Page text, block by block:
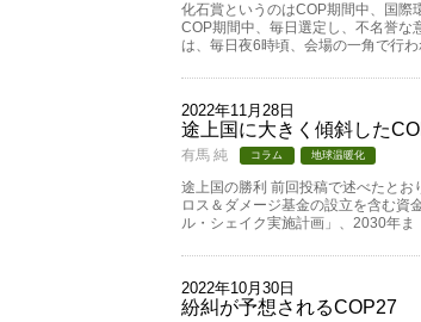
化石賞というのはCOP期間中、国際
COP期間中、毎日選定し、不名誉な
は、毎日夜6時頃、会場の一角で行
2022年11月28日
途上国に大きく傾斜した
有馬 純 コラム 地球温暖化
途上国の勝利 前回投稿で述べたと
ロス＆ダメージ基金の設立を含む資
ル・シェイク実施計画」、2030年ま
2022年10月30日
紛糾が予想されるCOP27